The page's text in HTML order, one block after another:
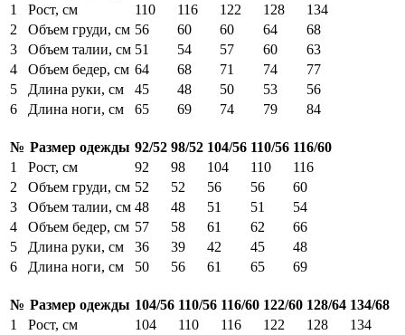
1
Рост, см 110 116 122 128
134
2
Объем груди, см 56 60 60 64
68
3
Объем талии, см 51 54 57 60
63
4
Объем бедер, см 64 68 71 74
77
5
Длина руки, см 45 48 50 53
56
6
Длина ноги, см 65 69 74 79 84
№ Размер одежды 92/52 98/52 104/56 110/56 116/60
1
Рост, см 92 98 104 110
116
2
Объем груди, см 52 52 56 56
60
3
Объем талии, см 48 48 51 51
54
4
Объем бедер, см 57 58 61 62
66
5
Длина руки, см 36 39 42 45
48
6
Длина ноги, см 50 56 61 65 69
№ Размер одежды 104/56 110/56 116/60 122/60 128/64 134/68
1
Рост, см 104 110 116 122 128
134